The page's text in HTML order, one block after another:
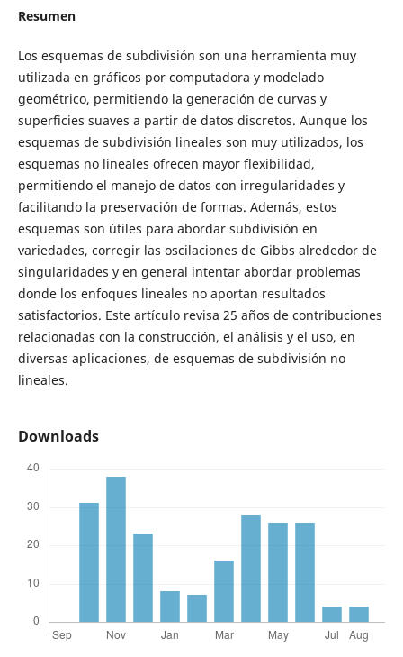
Resumen
Los esquemas de subdivisión son una herramienta muy
utilizada en gráficos por computadora y modelado
geométrico, permitiendo la generación de curvas y
superficies suaves a partir de datos discretos. Aunque los
esquemas de subdivisión lineales son muy utilizados, los
esquemas no lineales ofrecen mayor flexibilidad,
permitiendo el manejo de datos con irregularidades y
facilitando la preservación de formas. Además, estos
esquemas son útiles para abordar subdivisión en
variedades, corregir las oscilaciones de Gibbs alrededor de
singularidades y en general intentar abordar problemas
donde los enfoques lineales no aportan resultados
satisfactorios. Este artículo revisa 25 años de contribuciones
relacionadas con la construcción, el análisis y el uso, en
diversas aplicaciones, de esquemas de subdivisión no
lineales.
Downloads